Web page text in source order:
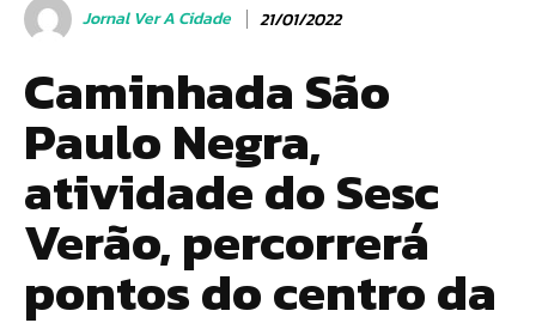
Jornal Ver A Cidade 21/01/2022
Caminhada São
Paulo Negra,
atividade do Sesc
Verão, percorrerá
pontos do centro da